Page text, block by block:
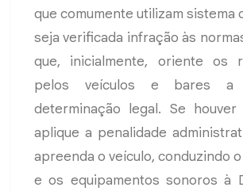
que comumente utilizam sistema
seja verificada infração às
que, inicialmente, oriente os
pelos veículos e bares a
determinação legal. Se houver
aplique a penalidade
apreenda o veículo, conduzindo
e os equipamentos sonoros à